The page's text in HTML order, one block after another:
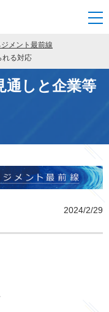
開く
メント最前線
れる対応
通しと企業等
2024/2/29